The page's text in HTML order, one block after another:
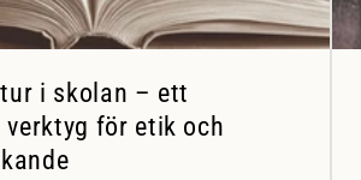
i skolan – ett
för etik och